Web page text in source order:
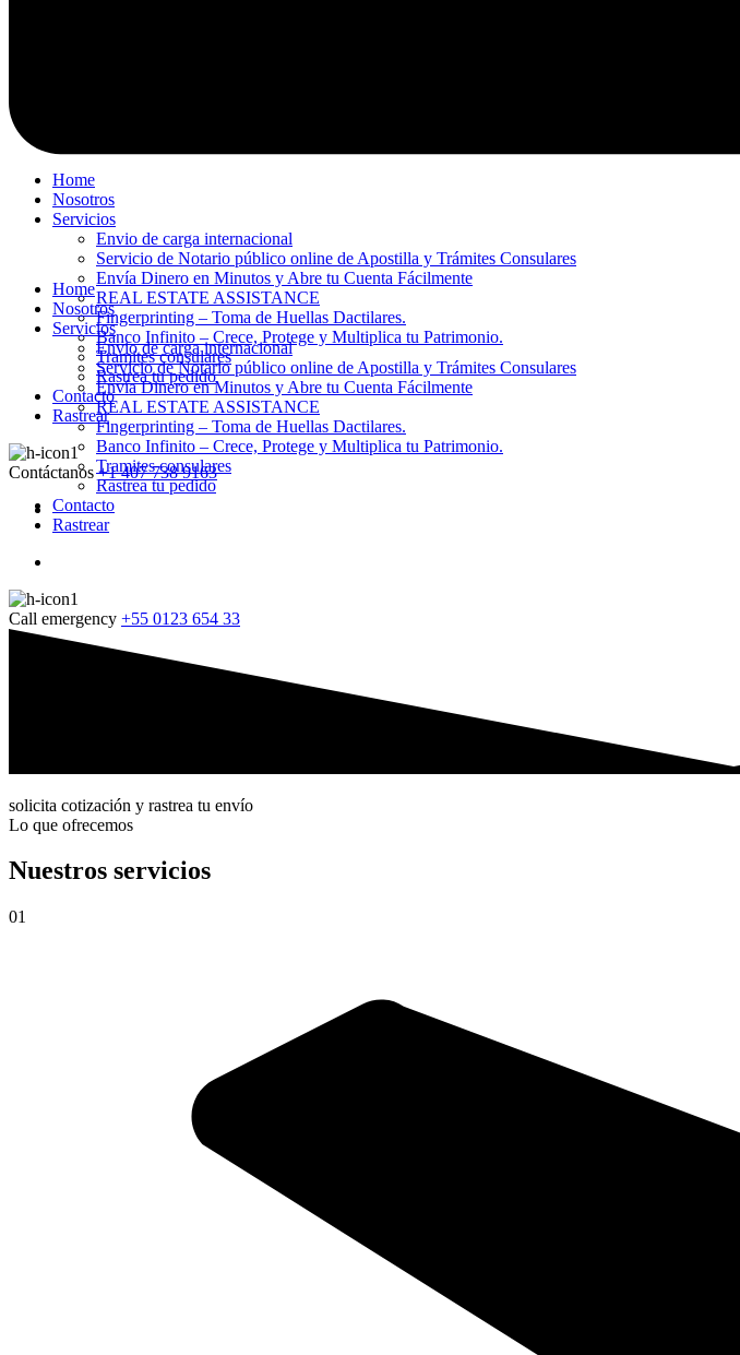
Home
Nosotros
Servicios
Envio de carga internacional
Servicio de Notario público online de Apostilla y Trámites Consulares
Envía Dinero en Minutos y Abre tu Cuenta Fácilmente
REAL ESTATE ASSISTANCE
Fingerprinting – Toma de Huellas Dactilares.
Banco Infinito – Crece, Protege y Multiplica tu Patrimonio.
Tramites consulares
Rastrea tu pedido
Contacto
Rastrear
Contáctanos +1 407 738 9163
Home
Nosotros
Servicios
Envio de carga internacional
Servicio de Notario público online de Apostilla y Trámites Consulares
Envía Dinero en Minutos y Abre tu Cuenta Fácilmente
REAL ESTATE ASSISTANCE
Fingerprinting – Toma de Huellas Dactilares.
Banco Infinito – Crece, Protege y Multiplica tu Patrimonio.
Tramites consulares
Rastrea tu pedido
Contacto
Rastrear
Call emergency +55 0123 654 33
solicita cotización y rastrea tu envío
Lo que ofrecemos
Nuestros servicios
01